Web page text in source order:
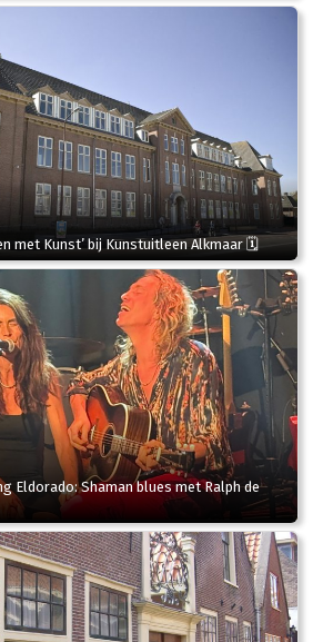
met Kunst’ bij Kunstuitleen Alkmaar 🗓
Eldorado: Shaman blues met Ralph de